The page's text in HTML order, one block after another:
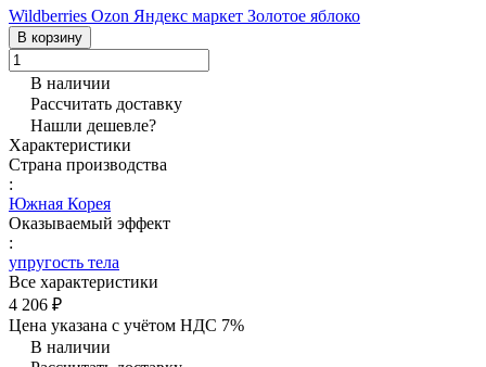
Wildberries Ozon Яндекс маркет Золотое яблоко
В корзину
В наличии
Рассчитать доставку
Нашли дешевле?
Характеристики
Страна производства
:
Южная Корея
Оказываемый эффект
:
упругость тела
Все характеристики
4 206 ₽
Цена указана с учётом НДС 7%
В наличии